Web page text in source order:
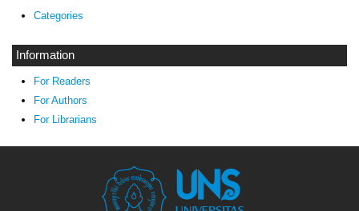
Categories
Information
For Readers
For Authors
For Librarians